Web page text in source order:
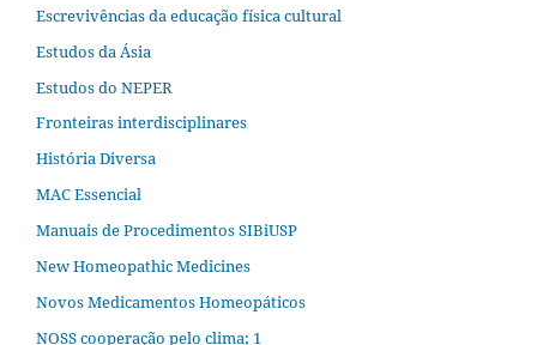
Escrevivências da educação física cultural
Estudos da Ásia​
Estudos do NEPER
Fronteiras interdisciplinares
História Diversa
MAC Essencial
Manuais de Procedimentos SIBiUSP
New Homeopathic Medicines
Novos Medicamentos Homeopáticos
NOSS cooperação pelo clima; 1